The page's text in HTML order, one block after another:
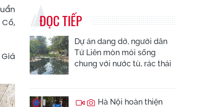
ĐỌC TIẾP
Dự án dang dở, người dân
Tứ Liên mòn mỏi sống
chung với nước tù, rác thải
Hà Nội hoàn thiện